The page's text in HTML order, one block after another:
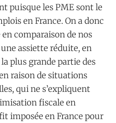
puisque les PME sont le
en France. On a donc
comparaison de nos
assiette réduite, en
plus grande partie des
raison de situations
qui ne s’expliquent
fiscale en
imposée en France pour